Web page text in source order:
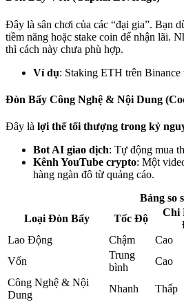
Đây là sân chơi của các “đại gia”. Bạn
tiềm năng hoặc stake coin để nhận lãi.
thì cách này chưa phù hợp.
Ví dụ: Staking ETH trên
Đòn Bẩy Công Nghệ & Nội Dung
Đây là lợi thế tối thượng trong kỷ
Bot AI giao dịch: Tự động mua
Kênh YouTube crypto: Một
hàng ngàn đô từ quảng cáo.
Bảng so
Loại Đòn Bẩy
Tốc Độ
Chi
Lao Động Chậm Cao
Vốn
Trung
bình
Cao
Công Nghệ & Nội
Dung
Nhanh Thấp